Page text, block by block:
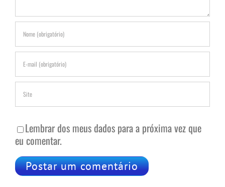
Lembrar dos meus dados para a próxima vez que
eu comentar.